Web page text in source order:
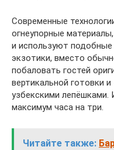
Современные
огнеупорные
и используют
экзотики, вместо
побаловать гостей
вертикальной готовки
узбекскими лепёшками.
максимум часа на три.
Читайте также: